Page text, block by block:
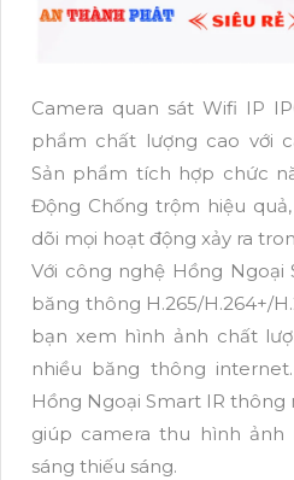
Camera quan sát Wifi IP
phẩm chất lượng cao với
Sản phẩm tích hợp chức
Động Chống trộm hiệu
dõi mọi hoạt động xảy ra
Với công nghệ Hồng Ngoại
băng thông H.265/H.264+/
bạn xem hình ảnh chất
nhiều băng thông
Hồng Ngoại Smart IR
giúp camera thu hình
sáng thiếu sáng.